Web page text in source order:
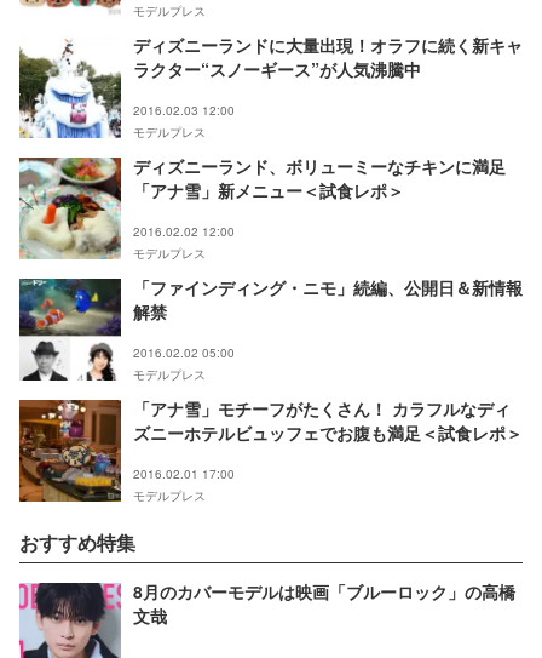
モデルプレス
ディズニーランドに大量出現！オラフに続く新キャ
ラクター“スノーギース”が人気沸騰中
2016.02.03 12:00
モデルプレス
ディズニーランド、ボリューミーなチキンに満足
「アナ雪」新メニュー＜試食レポ＞
2016.02.02 12:00
モデルプレス
「ファインディング・ニモ」続編、公開日＆新情報
解禁
2016.02.02 05:00
モデルプレス
「アナ雪」モチーフがたくさん！ カラフルなディ
ズニーホテルビュッフェでお腹も満足＜試食レポ＞
2016.02.01 17:00
モデルプレス
おすすめ特集
8月のカバーモデルは映画「ブルーロック」の高橋
文哉